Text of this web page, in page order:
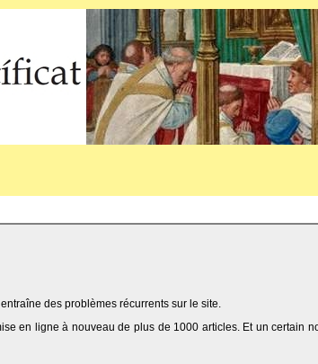
des problèmes récurrents sur le site.
en ligne à nouveau de plus de 1000 articles. Et un certain